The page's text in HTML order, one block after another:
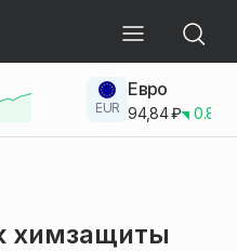
EUR
Евро
94,84₽ 0.83
химзащиты